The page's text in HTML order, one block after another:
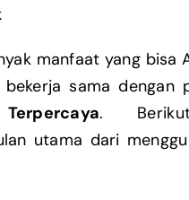
manfaat yang bisa
bekerja sama dengan
.
utama dari